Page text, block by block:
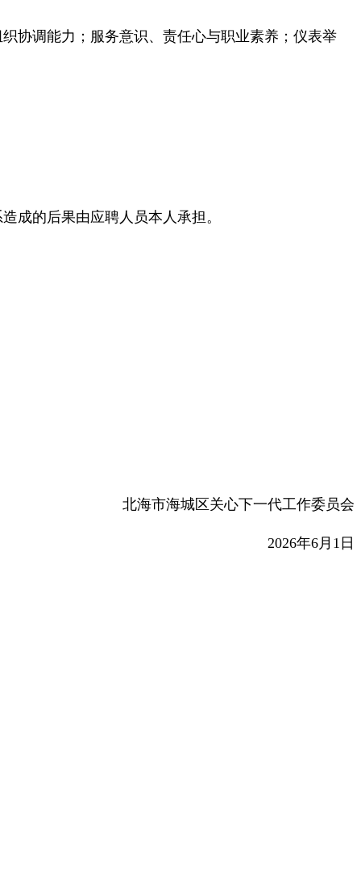
协调能力；服务意识、责任心与职业素养；仪表举
成的后果由应聘人员本人承担。
北海市海城区关心下一代工作委员会
2026年6月1日